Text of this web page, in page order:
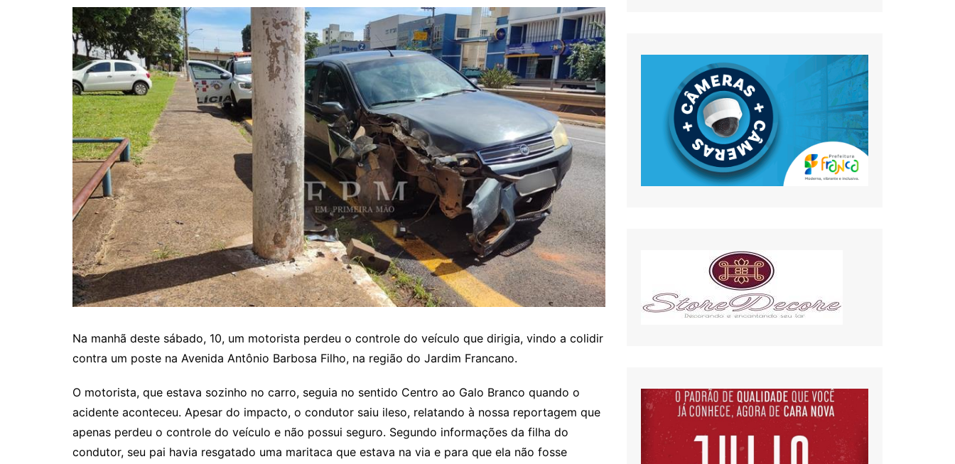
Na manhã deste sábado, 10, um motorista perdeu o controle do veículo que dirigia, vindo a colidir
contra um poste na Avenida Antônio Barbosa Filho, na região do Jardim Francano.
O motorista, que estava sozinho no carro, seguia no sentido Centro ao Galo Branco quando o
acidente aconteceu. Apesar do impacto, o condutor saiu ileso, relatando à nossa reportagem que
apenas perdeu o controle do veículo e não possui seguro. Segundo informações da filha do
condutor, seu pai havia resgatado uma maritaca que estava na via e para que ela não fosse